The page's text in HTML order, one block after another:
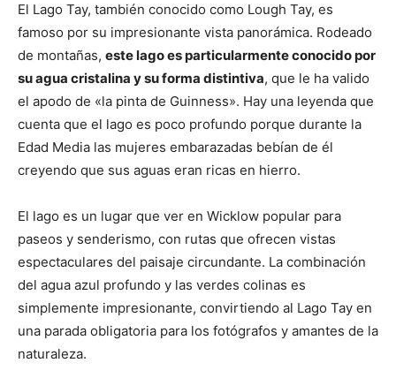
El Lago Tay, también conocido como Lough Tay, es
famoso por su impresionante vista panorámica. Rodeado
de montañas, este lago es particularmente conocido por
su agua cristalina y su forma distintiva, que le ha valido
el apodo de «la pinta de Guinness». Hay una leyenda que
cuenta que el lago es poco profundo porque durante la
Edad Media las mujeres embarazadas bebían de él
creyendo que sus aguas eran ricas en hierro.
El lago es un lugar que ver en Wicklow popular para
paseos y senderismo, con rutas que ofrecen vistas
espectaculares del paisaje circundante. La combinación
del agua azul profundo y las verdes colinas es
simplemente impresionante, convirtiendo al Lago Tay en
una parada obligatoria para los fotógrafos y amantes de la
naturaleza.